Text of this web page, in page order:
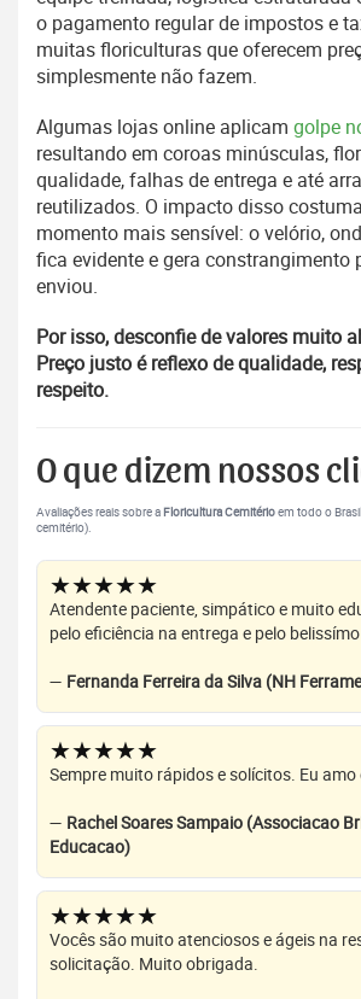
o pagamento regular de impostos e
muitas floriculturas que oferecem
simplesmente não fazem.
Algumas lojas online aplicam golpe
resultando em coroas minúsculas,
qualidade, falhas de entrega e até
reutilizados. O impacto disso
momento mais sensível: o velório,
fica evidente e gera constrangimento
enviou.
Por isso, desconfie de valores muito
Preço justo é reflexo de qualidade,
respeito.
O que dizem nossos
Avaliações reais sobre a Floricultura Cemitérioem todo o
cemitério).
★★★★★
Atendente paciente, simpático e muito
pelo eficiência na entrega e pelo
— Fernanda Ferreira da Silva (NH
★★★★★
Sempre muito rápidos e solícitos. Eu amo
— Rachel Soares Sampaio (Associacao
Educacao)
★★★★★
Vocês são muito atenciosos e ágeis na
solicitação. Muito obrigada.